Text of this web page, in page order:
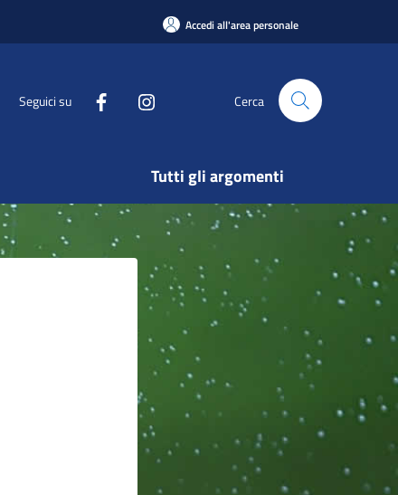
Accedi all'area personale
Seguici su Cerca
Tutti gli argomenti